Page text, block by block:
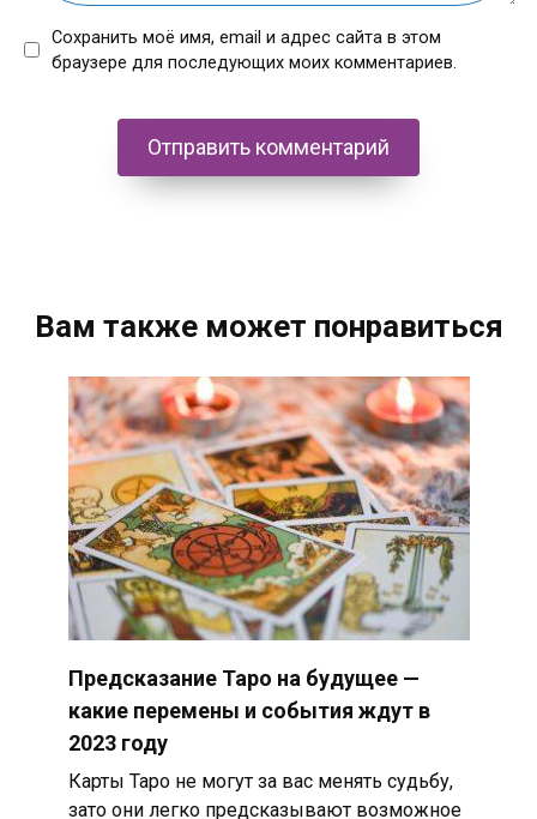
Сохранить моё имя, email и адрес сайта в этом
браузере для последующих моих комментариев.
Вам также может понравиться
Предсказание Таро на будущее —
какие перемены и события ждут в
2023 году
Карты Таро не могут за вас менять судьбу,
зато они легко предсказывают возможное